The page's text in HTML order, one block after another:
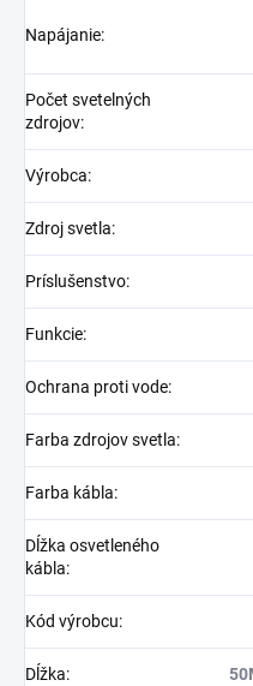
Napájanie:
Počet svetelných
zdrojov:
Výrobca:
Zdroj svetla:
Príslušenstvo:
Funkcie:
Ochrana proti vode:
Farba zdrojov svetla:
Farba kábla:
Dĺžka osvetleného
kábla:
Kód výrobcu:
Dĺžka: